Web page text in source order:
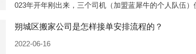
023年开年刚出来，三个司机（加盟蓝犀牛的个人队伍）
平摊费用，燃鹅这样的
朔城区搬家公司是怎样接单安排流程的？
2022-06-16